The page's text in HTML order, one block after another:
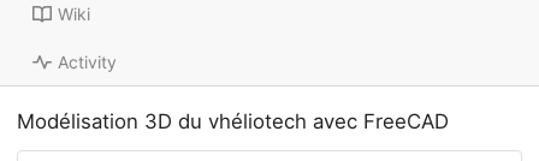
Wiki
Activity
Modélisation 3D du vhéliotech avec FreeCAD